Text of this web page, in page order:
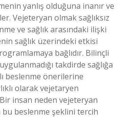
yanlış olduğuna inanır ve
Vejeteryan olmak sağlıksız
ve sağlık arasındaki ilişki
sağlık üzerindeki etkisi
bağlıdır. Bilinçli
takdirde sağlığa
beslenme önerilerine
olarak vejetaryen
Bir insan neden vejeteryan
beslenme şeklini tercih